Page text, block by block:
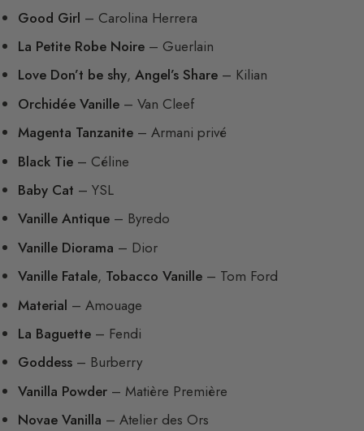
Good Girl – Carolina Herrera
La Petite Robe Noire – Guerlain
Love Don’t be shy,Angel’s Share – Kilian
Orchidée Vanille – Van Cleef
Magenta Tanzanite – Armani privé
Black Tie – Céline
Baby Cat – YSL
Vanille Antique – Byredo
Vanille Diorama – Dior
Vanille Fatale, Tobacco Vanille – Tom Ford
Material – Amouage
La Baguette – Fendi
Goddess – Burberry
Vanilla Powder – Matière Première
Novae Vanilla – Atelier des Ors